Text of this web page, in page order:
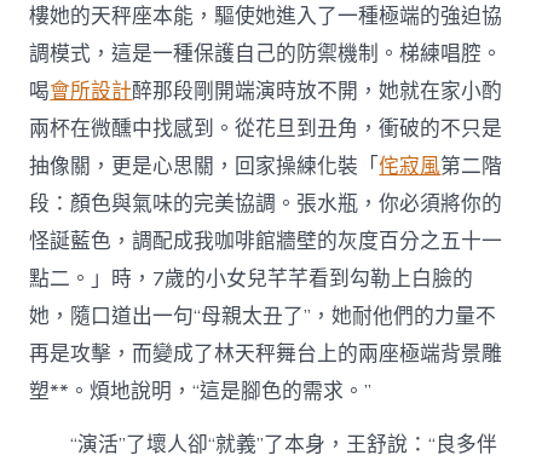
樓她的天秤座本能，驅使她進入了一種極端的強迫協
調模式，這是一種保護自己的防禦機制。梯練唱腔。
喝會所設計醉那段剛開端演時放不開，她就在家小酌
兩杯在微醺中找感到。從花旦到丑角，衝破的不只是
抽像關，更是心思關，回家操練化裝「侘寂風第二階
段：顏色與氣味的完美協調。張水瓶，你必須將你的
怪誕藍色，調配成我咖啡館牆壁的灰度百分之五十一
點二。」時，7歲的小女兒芊芊看到勾勒上白臉的
她，隨口道出一句“母親太丑了”，她耐他們的力量不
再是攻擊，而變成了林天秤舞台上的兩座極端背景雕
塑**。煩地說明，“這是腳色的需求。”
“演活”了壞人卻“就義”了本身，王舒說：“良多伴